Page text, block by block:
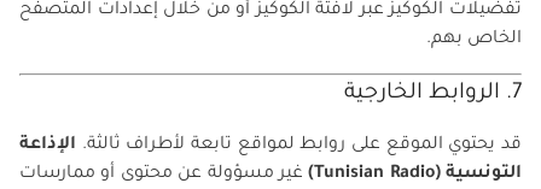
تفضيلات الكوكيز عبر لافتة الكوكيز أو من خلال إعدادات المتصفح
الخاص بهم.
7. الروابط الخارجية
قد يحتوي الموقع على روابط لمواقع تابعة لأطراف ثالثة. الإذاعة
التونسية (Tunisian Radio)
غير مسؤولة عن محتوى أو ممارسات